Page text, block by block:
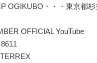
OGIKUBO・・・東京都
OFFICIAL YouTube